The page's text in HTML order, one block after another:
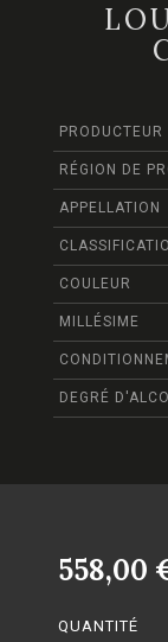
PRODUCTEUR
RÉGION DE
APPELLATION
COULEUR
MILLÉSIME
DEGRÉ
558,00
QUANTITÉ